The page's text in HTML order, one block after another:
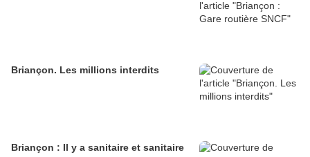
Briançon. Les millions interdits
Briançon : Il y a sanitaire et sanitaire